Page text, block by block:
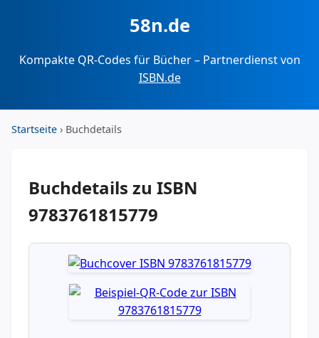
58n.de
Kompakte QR-Codes für Bücher – Partnerdienst von
ISBN.de
Startseite › Buchdetails
Buchdetails zu ISBN
9783761815779